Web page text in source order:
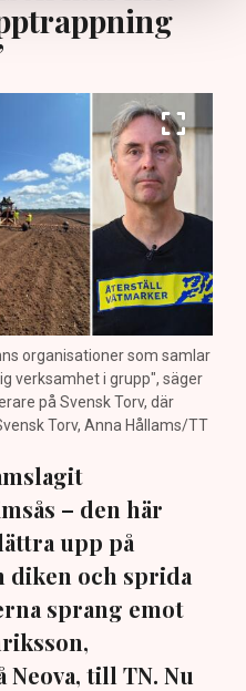
organisationer som samlar
verksamhet i grupp", säger
på Svensk Torv, där
Torv, Anna Hållams/TT
– den här
upp på
diken och sprida
sprang emot
till TN. Nu